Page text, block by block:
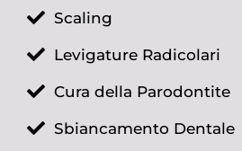
Scaling
Levigature Radicolari
Cura della Parodontite
Sbiancamento Dentale